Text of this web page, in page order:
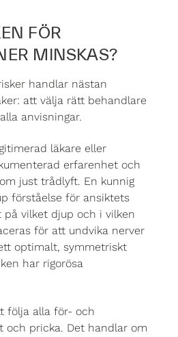
FÖR
MINSKAS?
handlar nästan
att välja rätt behandlare
anvisningar.
läkare eller
erfarenhet och
just trådlyft. En kunnig
förståelse för ansiktets
vilket djup och i vilken
för att undvika nerver
optimalt, symmetriskt
har rigorösa
följa alla för- och
och pricka. Det handlar om